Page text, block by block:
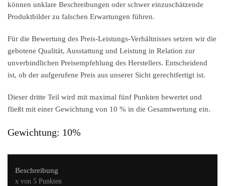
können unklare Beschreibungen oder schwer einzuschätzende
Produktbilder zu falschen Erwartungen führen.
Für die Bewertung des Preis-Leistungs-Verhältnisses setzen wir die
gebotene Qualität, Ausstattung und Leistung in Relation zur
unverbindlichen Preisempfehlung des Herstellers. Entscheidend
ist, ob der aufgerufene Preis aus unserer Sicht gerechtfertigt ist.
Dieser dritte Teil wird mit maximal fünf Punkten bewertet und
fließt mit einer Gewichtung von 10 % in die Gesamtwertung ein.
Gewichtung: 10%
Beschreibung
x von 5 Punkten